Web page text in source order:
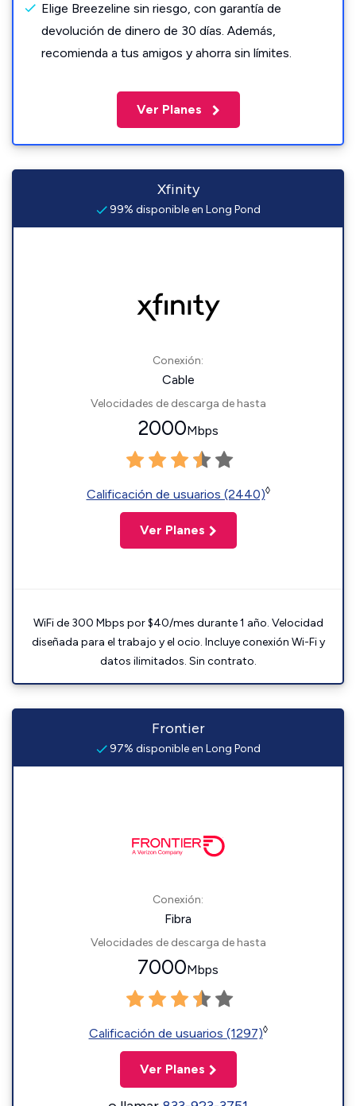
Elige Breezeline sin riesgo, con garantía de
devolución de dinero de 30 días. Además,
recomienda a tus amigos y ahorra sin límites.
Ver Planes
Xfinity
99% disponible en Long Pond
Conexión:
Cable
Velocidades de descarga de hasta
2000Mbps
Calificación de usuarios (2440)◊
Ver Planes
WiFi de 300 Mbps por $40/mes durante 1 año. Velocidad
diseñada para el trabajo y el ocio. Incluye conexión Wi-Fi y
datos ilimitados. Sin contrato.
Frontier
97% disponible en Long Pond
Conexión:
Fibra
Velocidades de descarga de hasta
7000Mbps
Calificación de usuarios (1297)◊
Ver Planes